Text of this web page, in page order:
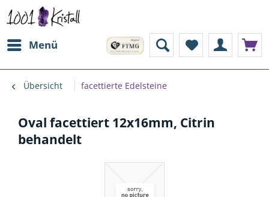
Menü
Übersicht facettierte Edelsteine
Oval facettiert 12x16mm, Citrin
behandelt